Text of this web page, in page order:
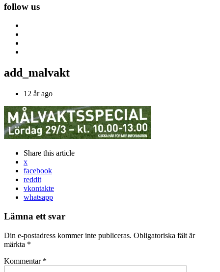
follow us
add_malvakt
12 år ago
Share this article
x
facebook
reddit
vkontakte
whatsapp
Lämna ett svar
Din e-postadress kommer inte publiceras. Obligatoriska fält är
märkta *
Kommentar *